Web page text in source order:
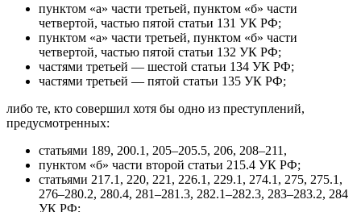
пунктом «а» части третьей, пунктом «б» части
четвертой, частью пятой статьи 131 УК РФ;
пунктом «а» части третьей, пунктом «б» части
четвертой, частью пятой статьи 132 УК РФ;
частями третьей — шестой статьи 134 УК РФ;
частями третьей — пятой статьи 135 УК РФ;
либо те, кто совершил хотя бы одно из преступлений,
предусмотренных:
статьями 189, 200.1, 205–205.5, 206, 208–211,
пунктом «б» части второй статьи 215.4 УК РФ;
статьями 217.1, 220, 221, 226.1, 229.1, 274.1, 275, 275.1,
276–280.2, 280.4, 281–281.3, 282.1–282.3, 283–283.2, 284
УК РФ;